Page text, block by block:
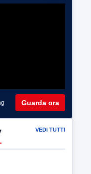
Guarda ora
VEDI TUTTI